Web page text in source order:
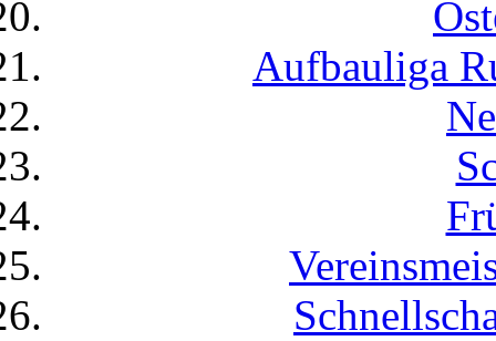
Aufbauliga